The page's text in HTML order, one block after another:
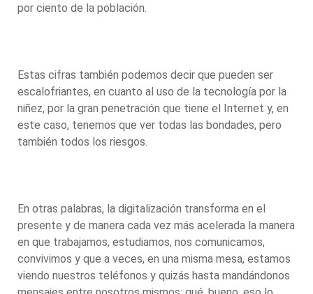
por ciento de la población.
Estas cifras también podemos decir que pueden ser
escalofriantes, en cuanto al uso de la tecnología por la
niñez, por la gran penetración que tiene el Internet y, en
este caso, tenemos que ver todas las bondades, pero
también todos los riesgos.
En otras palabras, la digitalización transforma en el
presente y de manera cada vez más acelerada la manera
en que trabajamos, estudiamos, nos comunicamos,
convivimos y que a veces, en una misma mesa, estamos
viendo nuestros teléfonos y quizás hasta mandándonos